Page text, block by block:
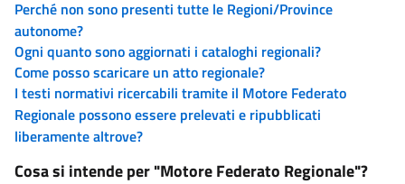
Perché non sono presenti tutte le Regioni/Province
autonome?
Ogni quanto sono aggiornati i cataloghi regionali?
Come posso scaricare un atto regionale?
I testi normativi ricercabili tramite il Motore Federato
Regionale possono essere prelevati e ripubblicati
liberamente altrove?
Cosa si intende per "Motore Federato Regionale"?